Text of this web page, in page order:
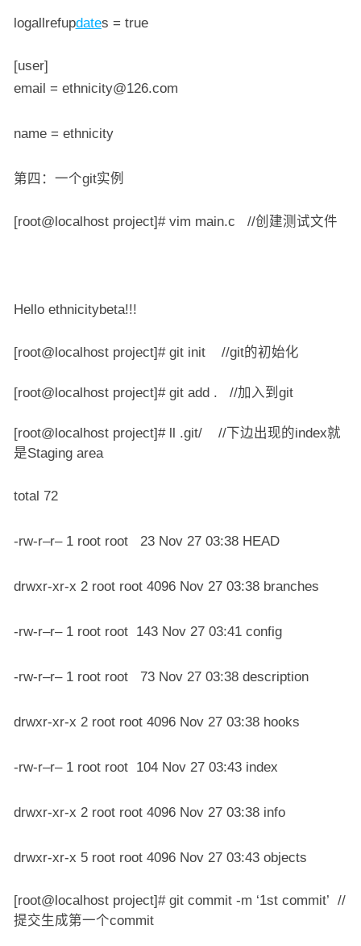
logallrefupdates = true
[user]
email = ethnicity@126.com
name = ethnicity
第四：一个git实例
[root@localhost project]# vim main.c //创建测试文件
Hello ethnicitybeta!!!
[root@localhost project]# git init //git的初始化
[root@localhost project]# git add . //加入到git
[root@localhost project]# ll .git/ //下边出现的index就
是Staging area
total 72
-rw-r–r– 1 root root 23 Nov 27 03:38 HEAD
drwxr-xr-x 2 root root 4096 Nov 27 03:38 branches
-rw-r–r– 1 root root 143 Nov 27 03:41 config
-rw-r–r– 1 root root 73 Nov 27 03:38 description
drwxr-xr-x 2 root root 4096 Nov 27 03:38 hooks
-rw-r–r– 1 root root 104 Nov 27 03:43 index
drwxr-xr-x 2 root root 4096 Nov 27 03:38 info
drwxr-xr-x 5 root root 4096 Nov 27 03:43 objects
[root@localhost project]# git commit -m ‘1st commit’ //
提交生成第一个commit